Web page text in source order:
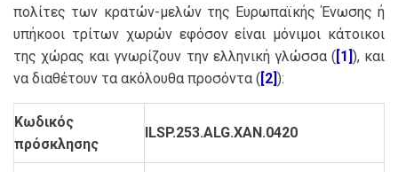
πολίτες των κρατών-μελών της Ευρωπαϊκής Ένωσης ή
υπήκοοι τρίτων χωρών εφόσον είναι μόνιμοι κάτοικοι
της χώρας και γνωρίζουν την ελληνική γλώσσα ([1]), και
να διαθέτουν τα ακόλουθα προσόντα ([2]):
Κωδικός
πρόσκλησης
ILSP.253.ALG.ΧΑΝ.0420